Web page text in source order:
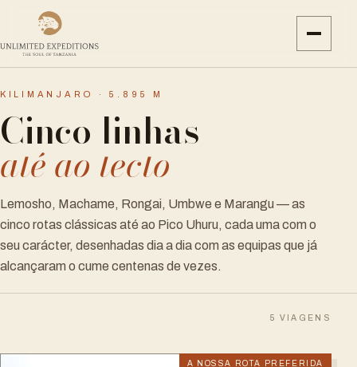
KILIMANJARO · 5.895 M
Cinco linhas
até ao tecto
Lemosho, Machame, Rongai, Umbwe e Marangu — as
cinco rotas clássicas até ao Pico Uhuru, cada uma com o
seu carácter, desenhadas dia a dia com as equipas que já
alcançaram o cume centenas de vezes.
5 VIAGENS
A NOSSA ROTA PREFERIDA